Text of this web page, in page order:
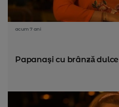
acum 7 ani
Papanaşi cu brânză dulce